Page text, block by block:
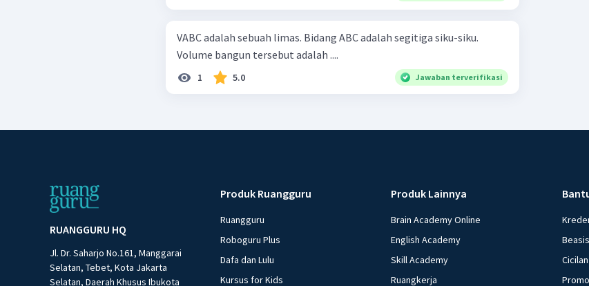
VABC adalah sebuah limas. Bidang ABC adalah segitiga siku-siku.
Volume bangun tersebut adalah ....
1 5.0 Jawaban terverifikasi
RUANGGURU HQ
Jl. Dr. Saharjo No.161, Manggarai
Selatan, Tebet, Kota Jakarta
Selatan, Daerah Khusus Ibukota
Produk Ruangguru
Ruangguru
Roboguru Plus
Dafa dan Lulu
Kursus for Kids
Produk Lainnya
Brain Academy Online
English Academy
Skill Academy
Ruangkerja